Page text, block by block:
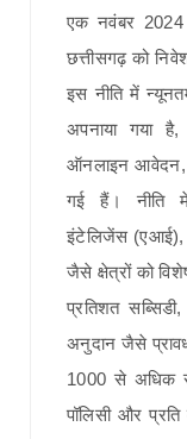
एक नवंबर 2024
छत्तीसगढ़ को
इस नीति में
अपनाया गया
ऑनलाइन आवेदन,
गई हैं। नीति में
इंटेलिजेंस (एआई),
जैसे क्षेत्रों को
प्रतिशत
अनुदान जैसे
1000 से अधिक
पॉलिसी और